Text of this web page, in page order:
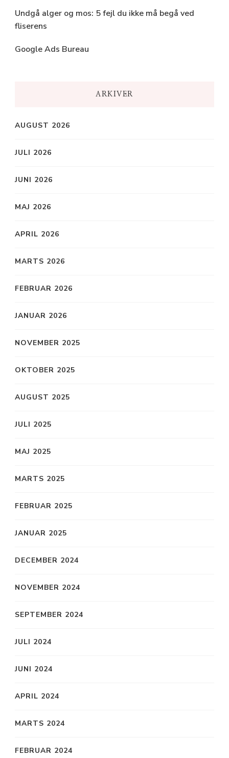
Undgå alger og mos: 5 fejl du ikke må begå ved
fliserens
Google Ads Bureau
ARKIVER
AUGUST 2026
JULI 2026
JUNI 2026
MAJ 2026
APRIL 2026
MARTS 2026
FEBRUAR 2026
JANUAR 2026
NOVEMBER 2025
OKTOBER 2025
AUGUST 2025
JULI 2025
MAJ 2025
MARTS 2025
FEBRUAR 2025
JANUAR 2025
DECEMBER 2024
NOVEMBER 2024
SEPTEMBER 2024
JULI 2024
JUNI 2024
APRIL 2024
MARTS 2024
FEBRUAR 2024